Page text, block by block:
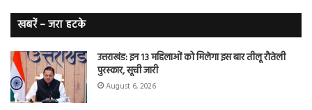
कैंसर का
शिकार
खबरें – जरा हटके
उत्तराखंड: इन 13 महिलाओं को मिलेगा इस बार तीलू रौतेली
पुरस्कार, सूची जारी
August 6, 2026